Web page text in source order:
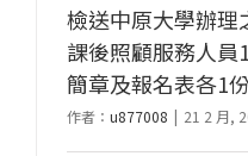
檢送中原大學辦理
課後照顧服務人員
簡章及報名表各1份
作者： u877008 | 21 2 月,